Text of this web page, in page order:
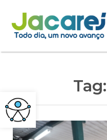
Pular
para
o
Tag: